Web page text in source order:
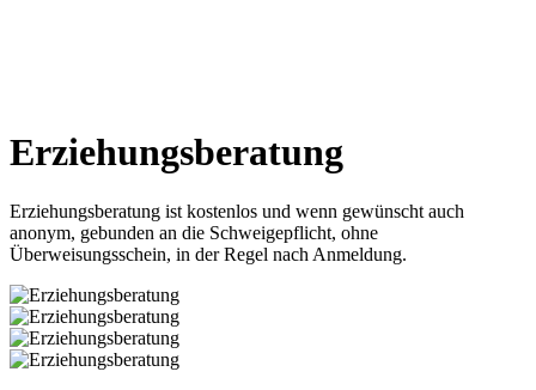
Erziehungsberatung
Erziehungsberatung ist kostenlos und wenn gewünscht auch
anonym, gebunden an die Schweigepflicht, ohne
Überweisungsschein, in der Regel nach Anmeldung.